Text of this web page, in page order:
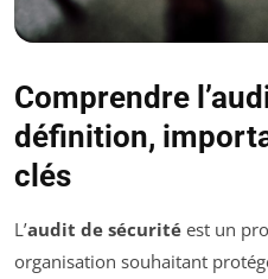
Comprendre
définition,
clés
L’audit de sécurité est un
organisation souhaitant